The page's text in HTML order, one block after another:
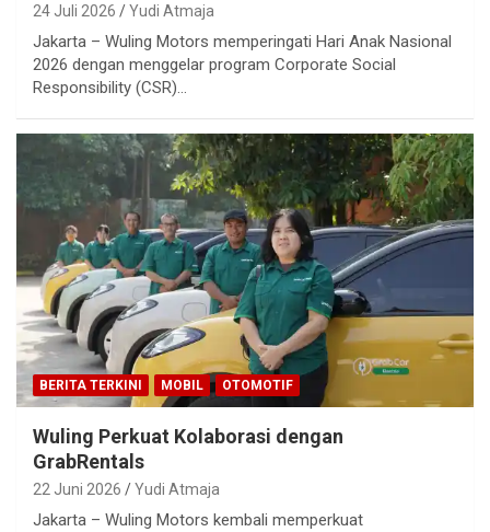
24 Juli 2026 Yudi Atmaja
Jakarta – Wuling Motors memperingati Hari Anak Nasional
2026 dengan menggelar program Corporate Social
Responsibility (CSR)…
BERITA TERKINI MOBIL OTOMOTIF
Wuling Perkuat Kolaborasi dengan
GrabRentals
22 Juni 2026 Yudi Atmaja
Jakarta – Wuling Motors kembali memperkuat